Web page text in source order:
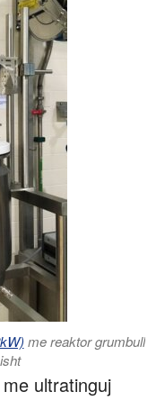
me reaktor grumbull
ultratinguj